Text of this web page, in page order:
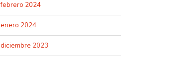
febrero 2024
enero 2024
diciembre 2023